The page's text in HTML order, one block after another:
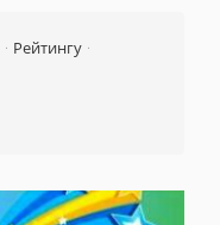
· Рейтингу ·